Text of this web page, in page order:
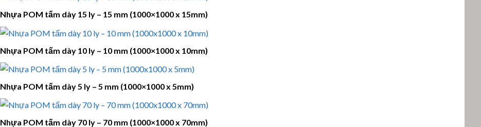
Nhựa POM tấm dày 15 ly – 15 mm (1000×1000 x 15mm)
Nhựa POM tấm dày 10 ly – 10 mm (1000×1000 x 10mm)
Nhựa POM tấm dày 5 ly – 5 mm (1000×1000 x 5mm)
Nhựa POM tấm dày 70 ly – 70 mm (1000×1000 x 70mm)